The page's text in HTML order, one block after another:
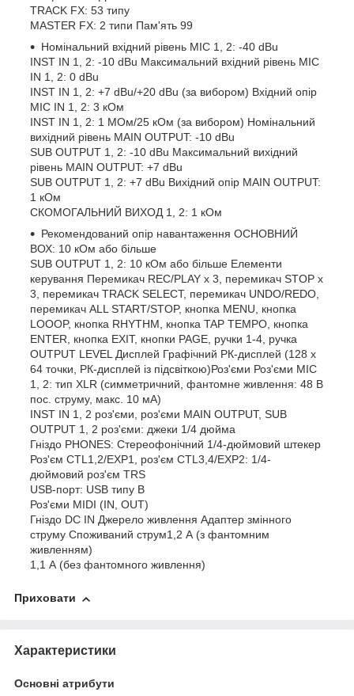
TRACK FX: 53 типу
MASTER FX: 2 типи Пам'ять 99
Номінальний вхідний рівень MIC 1, 2: -40 dBu
INST IN 1, 2: -10 dBu Максимальний вхідний рівень MIC
IN 1, 2: 0 dBu
INST IN 1, 2: +7 dBu/+20 dBu (за вибором) Вхідний опір
MIC IN 1, 2: 3 кОм
INST IN 1, 2: 1 МОм/25 кОм (за вибором) Номінальний
вихідний рівень MAIN OUTPUT: -10 dBu
SUB OUTPUT 1, 2: -10 dBu Максимальний вихідний
рівень MAIN OUTPUT: +7 dBu
SUB OUTPUT 1, 2: +7 dBu Вихідний опір MAIN OUTPUT:
1 кОм
СКОМОГАЛЬНИЙ ВИХОД 1, 2: 1 кОм
Рекомендований опір навантаження ОСНОВНИЙ
ВОХ: 10 кОм або більше
SUB OUTPUT 1, 2: 10 кОм або більше Елементи
керування Перемикач REC/PLAY x 3, перемикач STOP x
3, перемикач TRACK SELECT, перемикач UNDO/REDO,
перемикач ALL START/STOP, кнопка MENU, кнопка
LOOOP, кнопка RHYTHM, кнопка TAP TEMPO, кнопка
ENTER, кнопка EXIT, кнопки PAGE, ручки 1-4, ручка
OUTPUT LEVEL Дисплей Графічний РК-дисплей (128 x
64 точки, РК-дисплей із підсвіткою)Роз'єми Роз'єми MIC
1, 2: тип XLR (симметричний, фантомне живлення: 48 В
пос. струму, макс. 10 мА)
INST IN 1, 2 роз'єми, роз'єми MAIN OUTPUT, SUB
OUTPUT 1, 2 роз'єми: джеки 1/4 дюйма
Гніздо PHONES: Стереофонічний 1/4-дюймовий штекер
Роз'єм CTL1,2/EXP1, роз'єм CTL3,4/EXP2: 1/4-
дюймовий роз'єм TRS
USB-порт: USB типу B
Роз'єми MIDI (IN, OUT)
Гніздо DC IN Джерело живлення Адаптер змінного
струму Споживаний струм1,2 А (з фантомним
живленням)
1,1 А (без фантомного живлення)
Приховати
Характеристики
Основні атрибути